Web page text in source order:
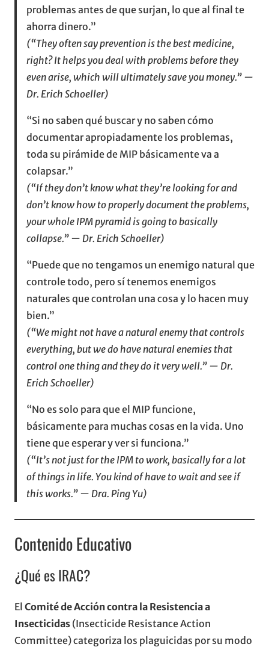
problemas antes de que surjan, lo que al final te
ahorra dinero.”
(“They often say prevention is the best medicine,
right? It helps you deal with problems before they
even arise, which will ultimately save you money.” —
Dr. Erich Schoeller)
“Si no saben qué buscar y no saben cómo
documentar apropiadamente los problemas,
toda su pirámide de MIP básicamente va a
colapsar.”
(“If they don’t know what they’re looking for and
don’t know how to properly document the problems,
your whole IPM pyramid is going to basically
collapse.” — Dr. Erich Schoeller)
“Puede que no tengamos un enemigo natural que
controle todo, pero sí tenemos enemigos
naturales que controlan una cosa y lo hacen muy
bien.”
(“We might not have a natural enemy that controls
everything, but we do have natural enemies that
control one thing and they do it very well.” — Dr.
Erich Schoeller)
“No es solo para que el MIP funcione,
básicamente para muchas cosas en la vida. Uno
tiene que esperar y ver si funciona.”
(“It’s not just for the IPM to work, basically for a lot
of things in life. You kind of have to wait and see if
this works.” — Dra. Ping Yu)
Contenido Educativo
¿Qué es IRAC?
El Comité de Acción contra la Resistencia a
Insecticidas (Insecticide Resistance Action
Committee) categoriza los plaguicidas por su modo